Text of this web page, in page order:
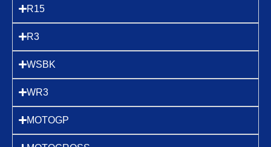
R15
R3
WSBK
WR3
MOTOGP